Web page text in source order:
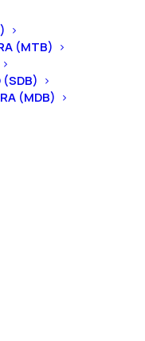
(MTB)
(SDB)
(MDB)
periodo
solo nel
contattandoci e
e la